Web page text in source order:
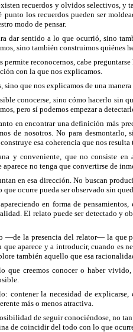
recuerdos y olvidos selectivos,
punto los recuerdos pueden ser
modo de pensar.
dar sentido a lo que ocurrió, sino
sino también construimos quiénes
reconocernos, cabe
con la que nos explicamos.
que nos explicamos de una
conocerse, sino cómo hacerlo sin
pero sí podemos empezar a
en encontrar una definición más
de nosotros. No para
esa coherencia que nos
y conveniente, que no consiste en
no tenga que convertirse de
en esa dirección. No buscan
ocurre pueda ser observado sin
en forma de
El relato puede ser detectado y
—de la presencia del relator— la que
aparece y a introducir, cuando es
también aquello que esa
creemos conocer o haber
contener la necesidad de
más o menos atractiva.
de seguir conociéndose, no
de coincidir del todo con lo que